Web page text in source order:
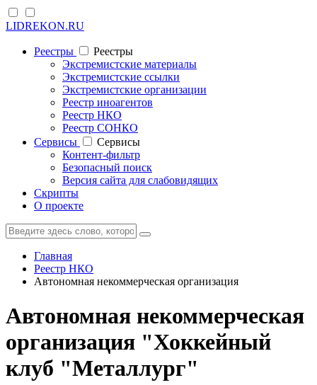
LIDREKON.RU
Реестры
Реестры
Экстремистские материалы
Экстремистские ссылки
Экстремистские организации
Реестр иноагентов
Реестр НКО
Реестр СОНКО
Cервисы
Cервисы
Контент-фильтр
Безопасный поиск
Версия сайта для слабовидящих
Скрипты
О проекте
Главная
Реестр НКО
Автономная некоммерческая организация
Автономная некоммерческая
организация "Хоккейный
клуб "Металлург"